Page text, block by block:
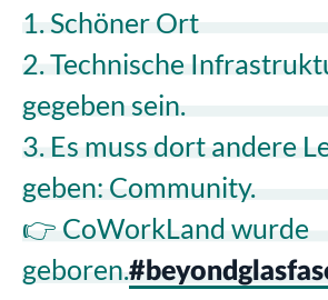
1. Schöner Ort
2. Technische
gegeben sein.
3. Es muss dort andere
geben: Community.
👉 CoWorkLand wurde
geboren.